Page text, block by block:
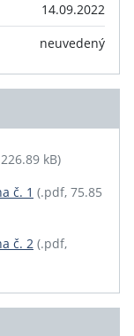
14.09.2022
neuvedený
kB)
č. 1 (.pdf, 75.85
č. 2 (.pdf,